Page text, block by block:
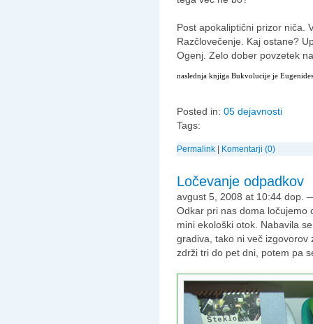
Post apokaliptični prizor niča.
Razčlovečenje. Kaj ostane?
Ogenj. Zelo dober povzetek
naslednja knjiga Bukvolucije je
Posted in: 05 dejavnosti
Tags:
Permalink Komentarji (0)
Ločevanje odpadkov
avgust 5, 2008 at 10:44 dop.
Odkar pri nas doma ločujemo
mini ekološki otok. Nabavila
gradiva, tako ni več izgovorov
zdrži tri do pet dni, potem pa